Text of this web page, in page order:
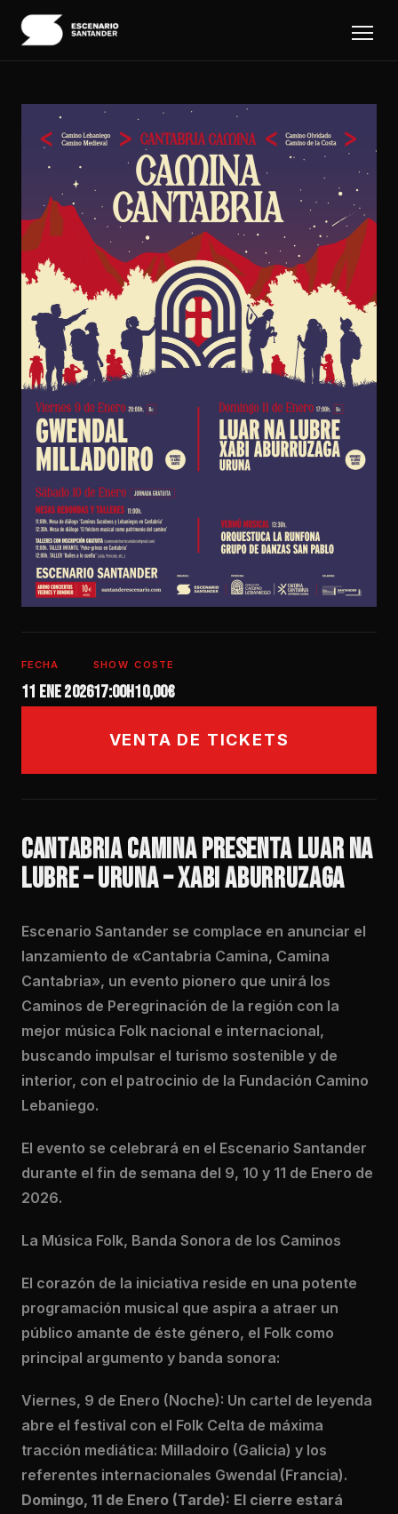
FECHA
11 ene 2026
SHOW
17:00h
COSTE
10,00€
VENTA DE TICKETS
CANTABRIA CAMINA PRESENTA LUAR NA
LUBRE – URUNA – XABI ABURRUZAGA
Escenario Santander se complace en anunciar el
lanzamiento de «Cantabria Camina, Camina
Cantabria», un evento pionero que unirá los
Caminos de Peregrinación de la región con la
mejor música Folk nacional e internacional,
buscando impulsar el turismo sostenible y de
interior, con el patrocinio de la Fundación Camino
Lebaniego.
El evento se celebrará en el Escenario Santander
durante el fin de semana del 9, 10 y 11 de Enero de
2026.
La Música Folk, Banda Sonora de los Caminos
El corazón de la iniciativa reside en una potente
programación musical que aspira a atraer un
público amante de éste género, el Folk como
principal argumento y banda sonora:
Viernes, 9 de Enero (Noche): Un cartel de leyenda
abre el festival con el Folk Celta de máxima
tracción mediática: Milladoiro (Galicia) y los
referentes internacionales Gwendal (Francia).
Domingo, 11 de Enero (Tarde): El cierre estará